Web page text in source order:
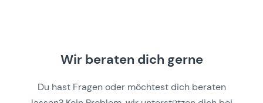
Wir beraten dich gerne
Du hast Fragen oder möchtest dich beraten